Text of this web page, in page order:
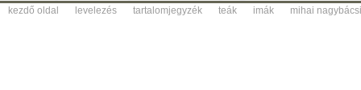
kezdő oldal levelezés tartalomjegyzék teák imák mihai nagybácsi